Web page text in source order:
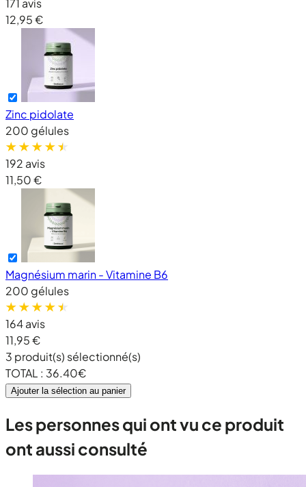
171 avis
12,95 €
Zinc pidolate
200 gélules
192 avis
11,50 €
Magnésium marin - Vitamine B6
200 gélules
164 avis
11,95 €
3 produit(s) sélectionné(s)
TOTAL : 36.40€
Ajouter la sélection au panier
Les personnes qui ont vu ce produit
ont aussi consulté